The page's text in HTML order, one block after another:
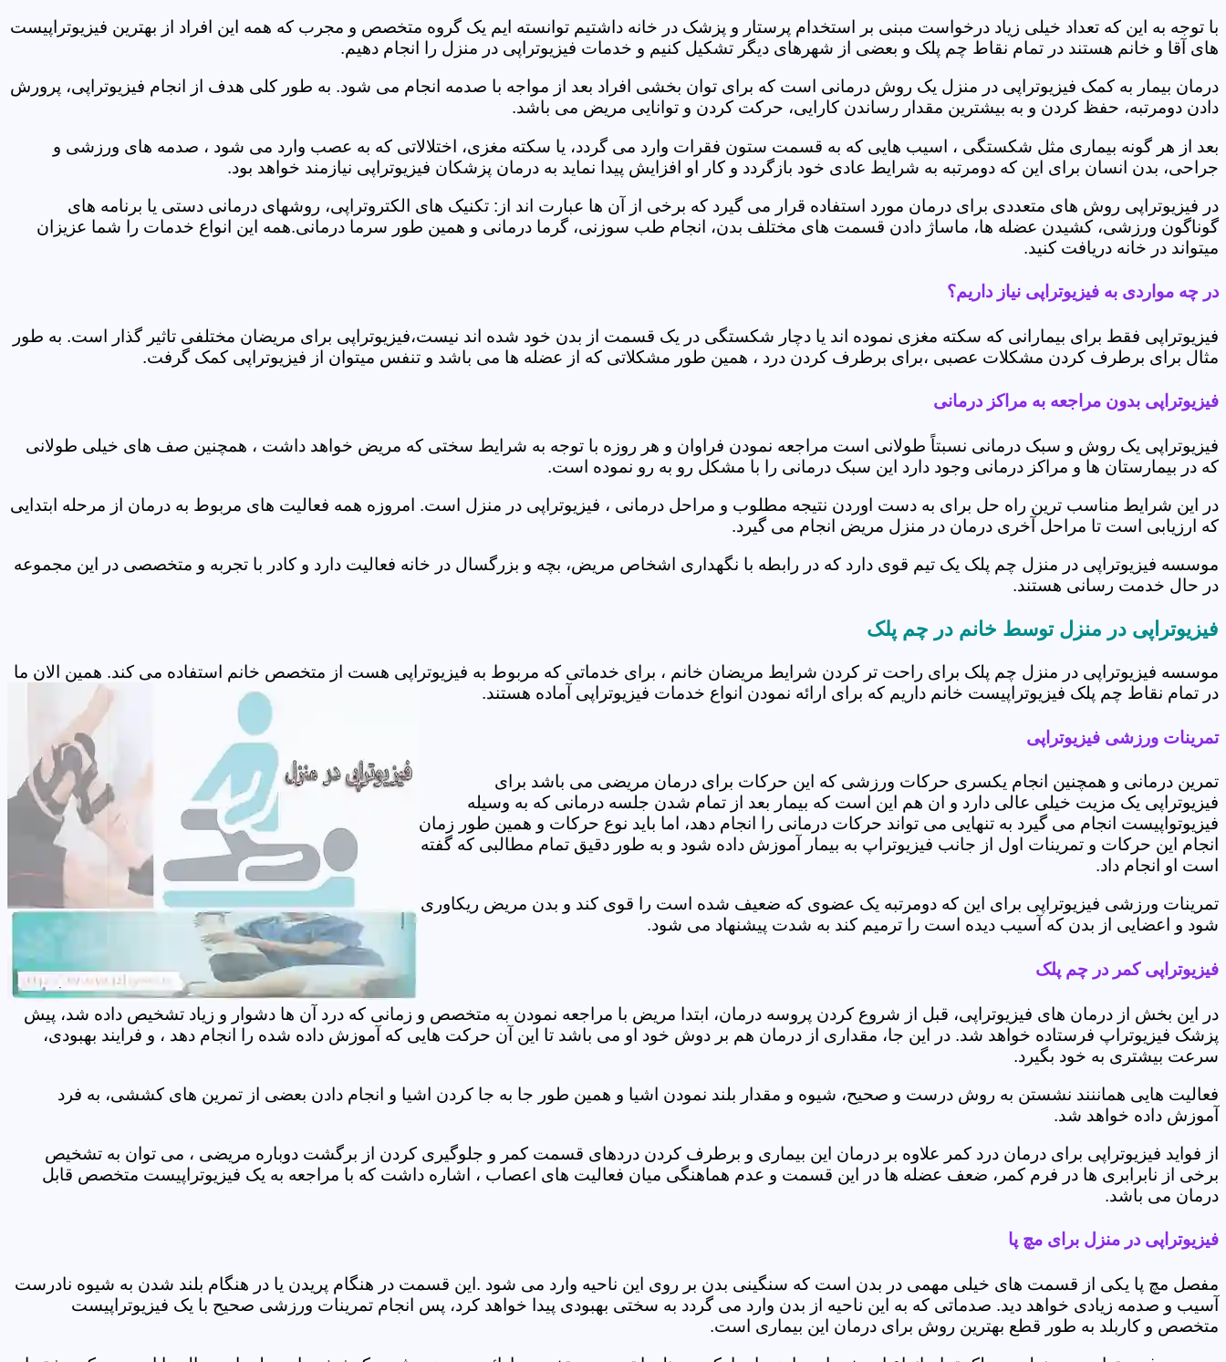
با توجه به این که تعداد خیلی زیاد درخواست مبنی بر استخدام پرستار و پزشک در خانه داشتیم توانسته ایم یک گروه متخصص و مجرب که همه این افراد از بهترین فیزیوتراپیست
های آقا و خانم هستند در تمام نقاط چم پلک و بعضی از شهرهای دیگر تشکیل کنیم و خدمات فیزیوتراپی در منزل را انجام دهیم.
درمان بیمار به کمک فیزیوتراپی در منزل یک روش درمانی است که برای توان بخشی افراد بعد از مواجه با صدمه انجام می شود. به طور کلی هدف از انجام فیزیوتراپی، پرورش
دادن دومرتبه، حفظ کردن و به بیشترین مقدار رساندن کارایی، حرکت کردن و توانایی مریض می باشد.
بعد از هر گونه بیماری مثل شکستگی ، اسیب هایی که به قسمت ستون فقرات وارد می گردد، یا سکته مغزی، اختلالاتی که به عصب وارد می شود ، صدمه های ورزشی و
جراحی، بدن انسان برای این که دومرتبه به شرایط عادی خود بازگردد و کار او افزایش پیدا نماید به درمان پزشکان فیزیوتراپی نیازمند خواهد بود.
در فیزیوتراپی روش های متعددی برای درمان مورد استفاده قرار می گیرد که برخی از آن ها عبارت اند از: تکنیک های الکتروتراپی، روشهای درمانی دستی یا برنامه های
گوناگون ورزشی، کشیدن عضله ها، ماساژ دادن قسمت های مختلف بدن، انجام طب سوزنی، گرما درمانی و همین طور سرما درمانی.همه این انواع خدمات را شما عزیزان
میتواند در خانه دریافت کنید.
در چه مواردی به فیزیوتراپی نیاز داریم؟
فیزیوتراپی فقط برای بیمارانی که سکته مغزی نموده اند یا دچار شکستگی در یک قسمت از بدن خود شده اند نیست،فیزیوتراپی برای مریضان مختلفی تاثیر گذار است. به طور
مثال برای برطرف کردن مشکلات عصبی ،برای برطرف کردن درد ، همین طور مشکلاتی که از عضله ها می باشد و تنفس میتوان از فیزیوتراپی کمک گرفت.
فیزیوتراپی بدون مراجعه به مراکز درمانی
فیزیوتراپی یک روش و سبک درمانی نسبتاً طولانی است مراجعه نمودن فراوان و هر روزه با توجه به شرایط سختی که مریض خواهد داشت ، همچنین صف های خیلی طولانی
که در بیمارستان ها و مراکز درمانی وجود دارد این سبک درمانی را با مشکل رو به رو نموده است.
در این شرایط مناسب ترین راه حل برای به دست اوردن نتیجه مطلوب و مراحل درمانی ، فیزیوتراپی در منزل است. امروزه همه فعالیت های مربوط به درمان از مرحله ابتدایی
که ارزیابی است تا مراحل آخری درمان در منزل مریض انجام می گیرد.
موسسه فیزیوتراپی در منزل چم پلک یک تیم قوی دارد که در رابطه با نگهداری اشخاص مریض، بچه و بزرگسال در خانه فعالیت دارد و کادر با تجربه و متخصصی در این مجموعه
در حال خدمت رسانی هستند.
فیزیوتراپی در منزل توسط خانم در چم پلک
موسسه فیزیوتراپی در منزل چم پلک برای راحت تر کردن شرایط مریضان خانم ، برای خدماتی که مربوط به فیزیوتراپی هست از متخصص خانم استفاده می کند. همین الان ما
در تمام نقاط چم پلک فیزیوتراپیست خانم داریم که برای ارائه نمودن انواع خدمات فیزیوتراپی آماده هستند.
تمرینات ورزشی فیزیوتراپی
تمرین درمانی و همچنین انجام یکسری حرکات ورزشی که این حرکات برای درمان مریضی می باشد برای
فیزیوتراپی یک مزیت خیلی عالی دارد و ان هم این است که بیمار بعد از تمام شدن جلسه درمانی که به وسیله
فیزیوتواپیست انجام می گیرد به تنهایی می تواند حرکات درمانی را انجام دهد، اما باید نوع حرکات و همین طور زمان
انجام این حرکات و تمرینات اول از جانب فیزیوتراپ به بیمار آموزش داده شود و به طور دقیق تمام مطالبی که گفته
است او انجام داد.
تمرینات ورزشی فیزیوتراپی برای این که دومرتبه یک عضوی که ضعیف شده است را قوی کند و بدن مریض ریکاوری
شود و اعضایی از بدن که آسیب دیده است را ترمیم کند به شدت پیشنهاد می شود.
فیزیوتراپی کمر در چم پلک
در این بخش از درمان های فیزیوتراپی، قبل از شروع کردن پروسه درمان، ابتدا مریض با مراجعه نمودن به متخصص و زمانی که درد آن ها دشوار و زیاد تشخیص داده شد، پیش
پزشک فیزیوتراپ فرستاده خواهد شد. در این جا، مقداری از درمان هم بر دوش خود او می باشد تا این آن حرکت هایی که آموزش داده شده را انجام دهد ، و فرایند بهبودی،
سرعت بیشتری به خود بگیرد.
فعالیت هایی هماننند نشستن به روش درست و صحیح، شیوه و مقدار بلند نمودن اشیا و همین طور جا به جا کردن اشیا و انجام دادن بعضی از تمرین های کششی، به فرد
آموزش داده خواهد شد.
از فواید فیزیوتراپی برای درمان درد کمر علاوه بر درمان این بیماری و برطرف کردن دردهای قسمت کمر و جلوگیری کردن از برگشت دوباره مریضی ، می توان به تشخیص
برخی از نابرابری ها در فرم کمر، ضعف عضله ها در این قسمت و عدم هماهنگی میان فعالیت های اعصاب ، اشاره داشت که با مراجعه به یک فیزیوتراپیست متخصص قابل
درمان می باشد.
فیزیوتراپی در منزل برای مچ پا
مفصل مچ پا یکی از قسمت های خیلی مهمی در بدن است که سنگینی بدن بر روی این ناحیه وارد می شود .این قسمت در هنگام پریدن یا در هنگام بلند شدن به شیوه نادرست
آسیب و صدمه زیادی خواهد دید. صدماتی که به این ناحیه از بدن وارد می گردد به سختی بهبودی پیدا خواهد کرد، پس انجام تمرینات ورزشی صحیح با یک فیزیوتراپیست
متخصص و کاربلد به طور قطع بهترین روش برای درمان این بیماری است.